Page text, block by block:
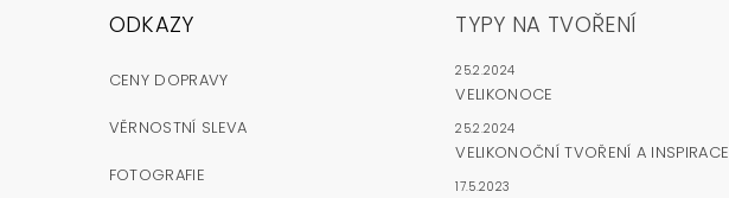
ODKAZY
CENY DOPRAVY
VĚRNOSTNÍ SLEVA
FOTOGRAFIE
TYPY NA TVOŘENÍ
25.2.2024
VELIKONOCE
25.2.2024
VELIKONOČNÍ TVOŘENÍ A INSPIRACE
17.5.2023